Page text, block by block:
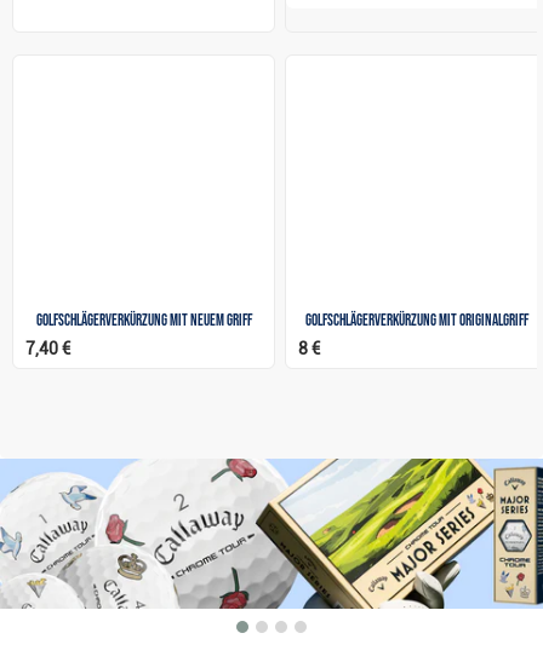
Golfschlägerverkürzung mit neuem Griff
7,40 €
Golfschlägerverkürzung mit Originalgriff
8 €